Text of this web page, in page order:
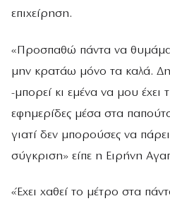
επιχείρηση.
«Προσπαθώ πάντα να
μην κρατάω μόνο τα καλά.
-μπορεί κι εμένα να μου έχει
εφημερίδες μέσα στα
γιατί δεν μπορούσες να
σύγκριση» είπε η Ειρήνη
«Έχει χαθεί το μέτρο στα